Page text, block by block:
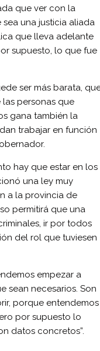
que ver con la
una justicia aliada
que lleva adelante
supuesto, lo que fue
ser más barata,
personas que
gana también la
trabajar en función
hay que estar en los
una ley muy
a la provincia de
permitirá que una
ir por todos
del rol que tuviesen
empezar a
sean necesarios. Son
porque entendemos
por supuesto lo
datos concretos”.